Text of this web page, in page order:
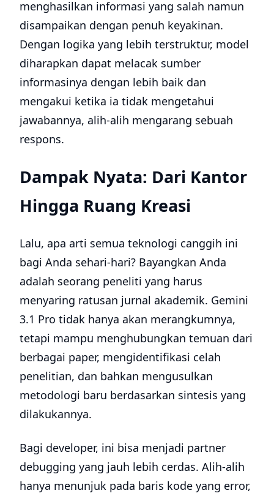
menghasilkan informasi yang salah namun
disampaikan dengan penuh keyakinan.
Dengan logika yang lebih terstruktur, model
diharapkan dapat melacak sumber
informasinya dengan lebih baik dan
mengakui ketika ia tidak mengetahui
jawabannya, alih-alih mengarang sebuah
respons.
Dampak Nyata: Dari Kantor
Hingga Ruang Kreasi
Lalu, apa arti semua teknologi canggih ini
bagi Anda sehari-hari? Bayangkan Anda
adalah seorang peneliti yang harus
menyaring ratusan jurnal akademik. Gemini
3.1 Pro tidak hanya akan merangkumnya,
tetapi mampu menghubungkan temuan dari
berbagai paper, mengidentifikasi celah
penelitian, dan bahkan mengusulkan
metodologi baru berdasarkan sintesis yang
dilakukannya.
Bagi developer, ini bisa menjadi partner
debugging yang jauh lebih cerdas. Alih-alih
hanya menunjuk pada baris kode yang error,